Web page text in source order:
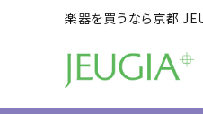
楽器を買うなら京都